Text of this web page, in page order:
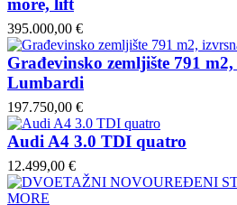
more, lift
395.000,00 €
Građevinsko zemljište 791
Lumbardi
197.750,00 €
Audi A4 3.0 TDI quatro
12.499,00 €